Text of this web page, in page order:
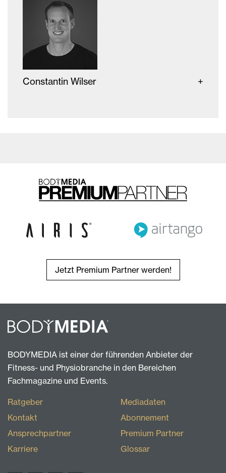
Constantin Wilser
Jetzt Premium Partner werden!
BODYMEDIA ist einer der führenden Anbieter der
Fitness- und Physiobranche in den Bereichen
Fachmagazine und Events.
Ratgeber
Kontakt
Ansprechpartner
Karriere
Mediadaten
Abonnement
Premium Partner
Glossar